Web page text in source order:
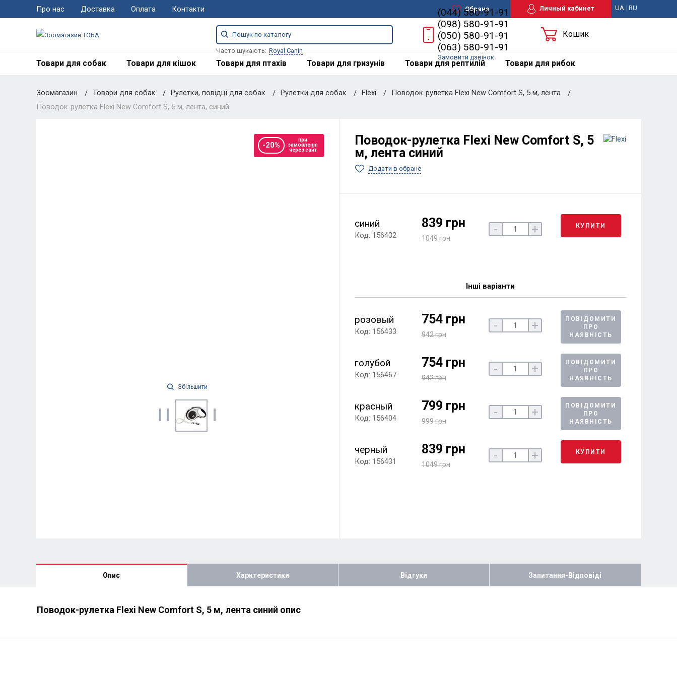
Про нас Доставка Оплата Контакти Обране Личный кабинет UA| RU
Часто шукають: Royal Canin
(044) 580-91-91
(098) 580-91-91
(050) 580-91-91
(063) 580-91-91
Замовити дзвінок
Кошик
Товари для собак Товари для кішок Товари для птахів Товари для гризунів Товари для рептилій Товари для рибок
Зоомагазин Товари для собак Рулетки, повідці для собак Рулетки для собак Flexi
Поводок-рулетка Flexi New Comfort S, 5 м, лента
Поводок-рулетка Flexi New Comfort S, 5 м, лента, синий
-20%
при
замовленні
через сайт
Збільшити
Поводок-рулетка Flexi New Comfort S, 5
м, лента синий
Додати в обране
синий
Код: 156432
839 грн
1049 грн
- + КУПИТИ
Інші варіанти
розовый
Код: 156433
754 грн
942 грн
- +
ПОВІДОМИТИ
ПРО
НАЯВНІСТЬ
голубой
Код: 156467
754 грн
942 грн
- +
ПОВІДОМИТИ
ПРО
НАЯВНІСТЬ
красный
Код: 156404
799 грн
999 грн
- +
ПОВІДОМИТИ
ПРО
НАЯВНІСТЬ
черный
Код: 156431
839 грн
1049 грн
- + КУПИТИ
Опис Харктеристики Відгуки Запитання-Відповіді
Поводок-рулетка Flexi New Comfort S, 5 м, лента синий опис